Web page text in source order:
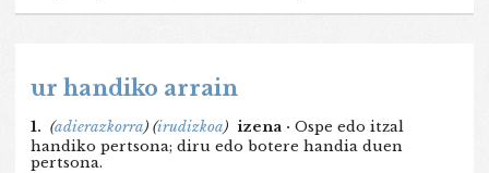
ur handiko arrain
1. (adierazkorra) (irudizkoa) izena · Ospe edo itzal
handiko pertsona; diru edo botere handia duen
pertsona.